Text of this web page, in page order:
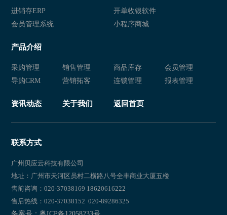
进销存ERP
开单收银软件
会员管理系统
小程序商城
产品介绍
采购管理 销售管理 商品库存
会员管理
导购CRM
营销拓客 连锁管理 报表管理
资讯动态 关于我们 返回首页
联系方式
广州贝应云科技有限公司
地址：广州市天河区员村二横路八号全丰商业大厦五楼
售前咨询：020-37038169 18620616222
售后热线：020-37038152 020-89286325